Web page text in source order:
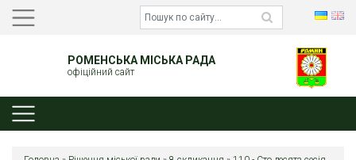
РОМЕНСЬКА МІСЬКА РАДА
офіційний сайт